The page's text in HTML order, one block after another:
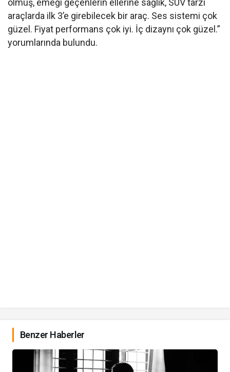
olmuş, emeği geçenlerin ellerine sağlık, SUV tarzı
araçlarda ilk 3’e girebilecek bir araç. Ses sistemi çok
güzel. Fiyat performans çok iyi. İç dizaynı çok güzel.”
yorumlarında bulundu.
Benzer Haberler